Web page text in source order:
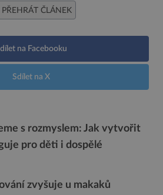
PŘEHRÁT ČLÁNEK
na Facebooku
Sdílet na X
s rozmyslem: Jak vytvořit
pro děti i dospělé
zvyšuje u makaků